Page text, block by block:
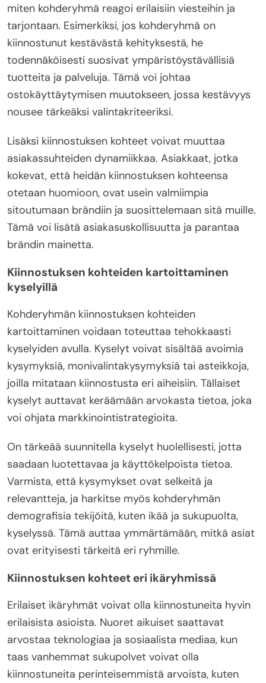
miten kohderyhmä reagoi erilaisiin viesteihin ja
tarjontaan. Esimerkiksi, jos kohderyhmä on
kiinnostunut kestävästä kehityksestä, he
todennäköisesti suosivat ympäristöystävällisiä
tuotteita ja palveluja. Tämä voi johtaa
ostokäyttäytymisen muutokseen, jossa kestävyys
nousee tärkeäksi valintakriteeriksi.
Lisäksi kiinnostuksen kohteet voivat muuttaa
asiakassuhteiden dynamiikkaa. Asiakkaat, jotka
kokevat, että heidän kiinnostuksen kohteensa
otetaan huomioon, ovat usein valmiimpia
sitoutumaan brändiin ja suosittelemaan sitä muille.
Tämä voi lisätä asiakasuskollisuutta ja parantaa
brändin mainetta.
Kiinnostuksen kohteiden kartoittaminen
kyselyillä
Kohderyhmän kiinnostuksen kohteiden
kartoittaminen voidaan toteuttaa tehokkaasti
kyselyiden avulla. Kyselyt voivat sisältää avoimia
kysymyksiä, monivalintakysymyksiä tai asteikkoja,
joilla mitataan kiinnostusta eri aiheisiin. Tällaiset
kyselyt auttavat keräämään arvokasta tietoa, joka
voi ohjata markkinointistrategioita.
On tärkeää suunnitella kyselyt huolellisesti, jotta
saadaan luotettavaa ja käyttökelpoista tietoa.
Varmista, että kysymykset ovat selkeitä ja
relevantteja, ja harkitse myös kohderyhmän
demografisia tekijöitä, kuten ikää ja sukupuolta,
kyselyssä. Tämä auttaa ymmärtämään, mitkä asiat
ovat erityisesti tärkeitä eri ryhmille.
Kiinnostuksen kohteet eri ikäryhmissä
Erilaiset ikäryhmät voivat olla kiinnostuneita hyvin
erilaisista asioista. Nuoret aikuiset saattavat
arvostaa teknologiaa ja sosiaalista mediaa, kun
taas vanhemmat sukupolvet voivat olla
kiinnostuneita perinteisemmistä arvoista, kuten